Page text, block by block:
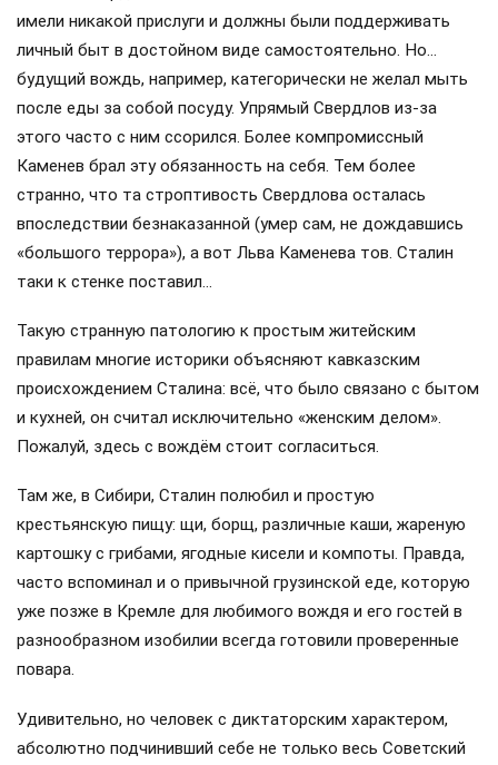
имели никакой прислуги и должны были поддерживать
личный быт в достойном виде самостоятельно. Но…
будущий вождь, например, категорически не желал мыть
после еды за собой посуду. Упрямый Свердлов из-за
этого часто с ним ссорился. Более компромиссный
Каменев брал эту обязанность на себя. Тем более
странно, что та строптивость Свердлова осталась
впоследствии безнаказанной (умер сам, не дождавшись
«большого террора»), а вот Льва Каменева тов. Сталин
таки к стенке поставил…
Такую странную патологию к простым житейским
правилам многие историки объясняют кавказским
происхождением Сталина: всё, что было связано с бытом
и кухней, он считал исключительно «женским делом».
Пожалуй, здесь с вождём стоит согласиться.
Там же, в Сибири, Сталин полюбил и простую
крестьянскую пищу: щи, борщ, различные каши, жареную
картошку с грибами, ягодные кисели и компоты. Правда,
часто вспоминал и о привычной грузинской еде, которую
уже позже в Кремле для любимого вождя и его гостей в
разнообразном изобилии всегда готовили проверенные
повара.
Удивительно, но человек с диктаторским характером,
абсолютно подчинивший себе не только весь Советский